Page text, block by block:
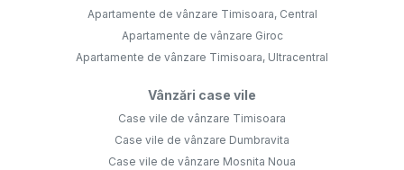
Apartamente de vânzare Timisoara, Central
Apartamente de vânzare Giroc
Apartamente de vânzare Timisoara, Ultracentral
Vânzări case vile
Case vile de vânzare Timisoara
Case vile de vânzare Dumbravita
Case vile de vânzare Mosnita Noua